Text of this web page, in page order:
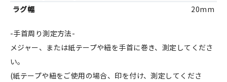
20mm
-手首周り測定方法-
メジャー、または紙テープや紐を手首に巻き、測定してくださ
い。
(紙テープや紐をご使用の場合、印を付け、測定してくださ